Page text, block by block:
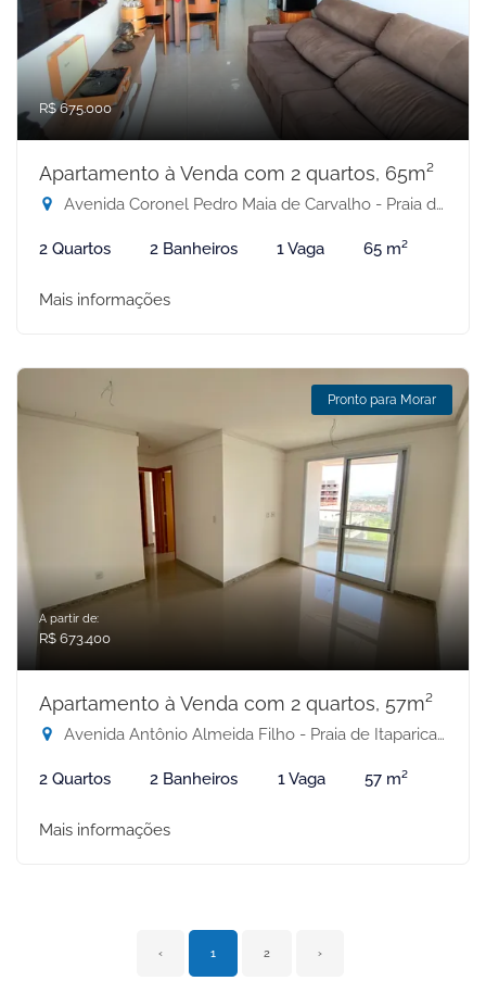
R$ 675.000
Apartamento à Venda com 2 quartos, 65m²
Avenida Coronel Pedro Maia de Carvalho - Praia de Itaparica, Vila Velha-ES
2 Quartos 2 Banheiros 1 Vaga 65 m²
Mais informações
Pronto para Morar
A partir de:
R$ 673.400
Apartamento à Venda com 2 quartos, 57m²
Avenida Antônio Almeida Filho - Praia de Itaparica, Vila Velha-ES
2 Quartos 2 Banheiros 1 Vaga 57 m²
Mais informações
‹ 1 2 ›